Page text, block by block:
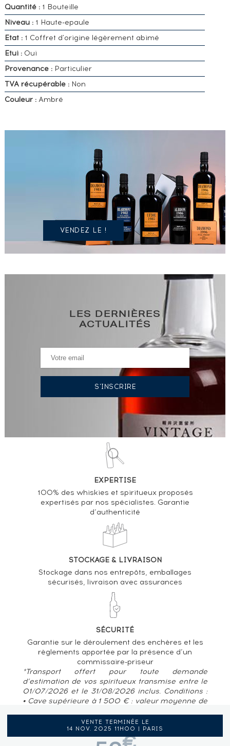
Quantité :1 Bouteille
Niveau :1 Haute-epaule
Etat :1 Coffret d'origine légèrement abimé
Etui :Oui
Provenance :Particulier
TVA récupérable :Non
Couleur :Ambré
POSSÉDEZ
SPIRITUEUX
IDENTIQUE
VENDEZ LE !
VENTE TERMINÉE LE
14 NOV. 2025 11H00 | PARIS
LES DERNIÈRES
ACTUALITÉS
EXPERTISE
100% des whiskies et spiritueux proposés
expertisés par nos spécialistes. Garantie
d’authenticité
STOCKAGE & LIVRAISON
Stockage dans nos entrepôts, emballages
sécurisés, livraison avec assurances
SÉCURITÉ
Garantie sur le déroulement des enchères et les
règlements apportée par la présence d’un
commissaire-priseur
*Transport offert pour toute demande
d’estimation de vos spiritueux transmise entre le
01/07/2026 et le 31/08/2026 inclus. Conditions :
• Cave supérieure à 1 500 € : valeur moyenne de
France métropolitaine, Belgique, Luxembourg